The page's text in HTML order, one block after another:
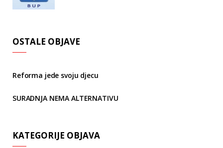
OSTALE OBJAVE
Reforma jede svoju djecu
SURADNJA NEMA ALTERNATIVU
KATEGORIJE OBJAVA